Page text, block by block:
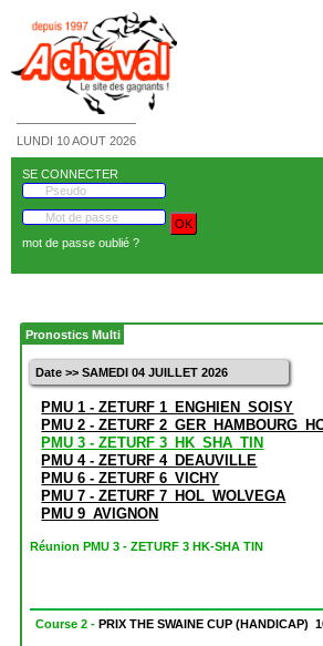
LUNDI 10 AOUT 2026
SE CONNECTER
mot de passe oublié ?
Pronostics Multi
Date >> SAMEDI 04 JUILLET 2026
PMU 1 - ZETURF 1_ENGHIEN_SOISY
PMU 2 - ZETURF
PMU 3 - ZETURF 3_HK_SHA_TIN
PMU 4 - ZETURF 4_DEAUVILLE
PMU 6 - ZETURF 6_VICHY
PMU 7 - ZETURF 7_HOL_WOLVEGA
PMU 9_AVIGNON
Réunion PMU 3 - ZETURF 3 HK-SHA TIN
Course 2 -PRIX THE SWAINE CUP (HANDICAP)